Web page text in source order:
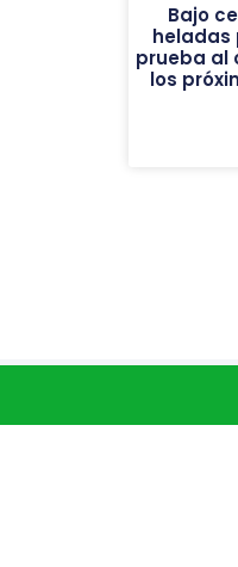
Bajo
heladas
prueba al
los